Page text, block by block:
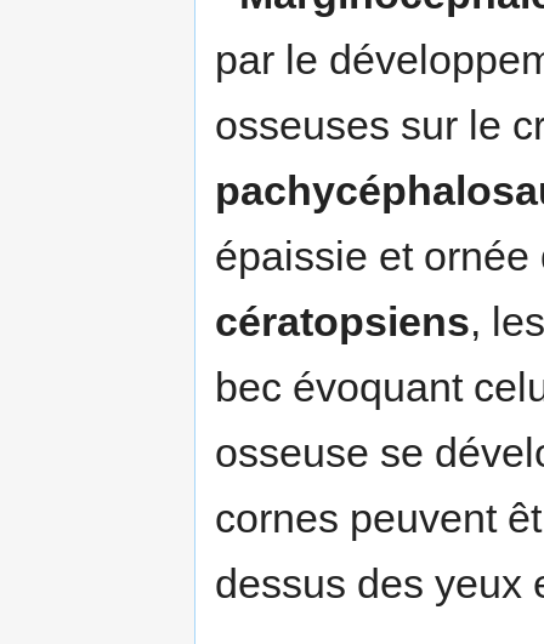
par le
osseuses sur le
épaissie et
cératopsiens,
bec évoquant
osseuse se
cornes peuvent
dessus des yeux